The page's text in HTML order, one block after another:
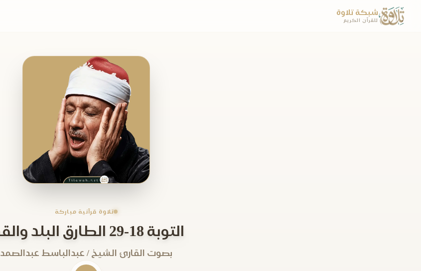
شبكة تلاوة
للقرآن الكريم
تلاوة قرآنية مباركة
التوبة 18-29 الطارق البلد والقدر
بصوت القارئ الشيخ / عبدالباسط عبدالصمد